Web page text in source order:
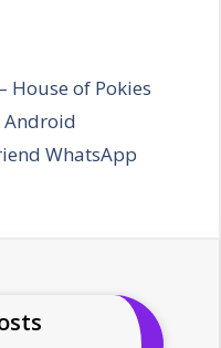
House of Pokies
WhatsApp